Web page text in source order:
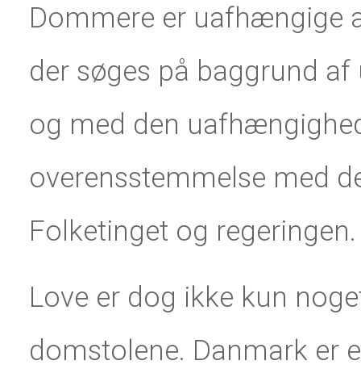
Dommere er uafhængige
der søges på baggrund
og med den
overensstemmelse med
Folketinget og regeringen.
Love er dog ikke kun
domstolene. Danmark er